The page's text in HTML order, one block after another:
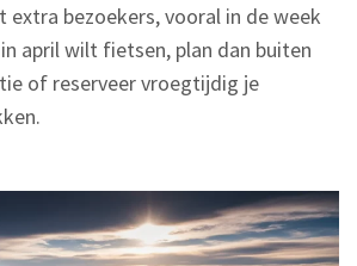
extra bezoekers, vooral in de week
april wilt fietsen, plan dan buiten
of reserveer vroegtijdig je